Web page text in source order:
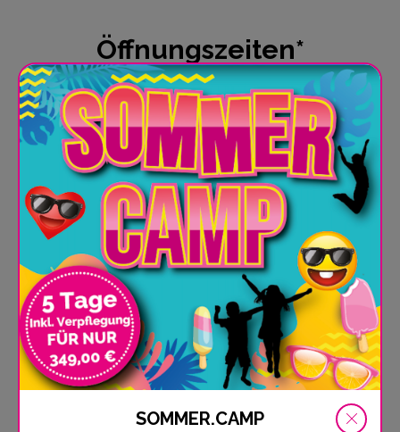
SOMMER.CAMP
Öffnungszeiten*
Deine SPRUNG.ZEIT ist JEDERZEIT
Tage
Zeiten
Allgemein
Montag - Freitag
13:30 - 19:00 Uhr
Samstag*
10:30 - 19:00 Uhr